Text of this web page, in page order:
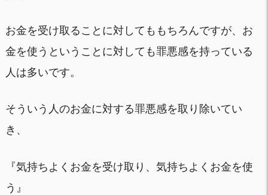
お金を受け取ることに対してももちろんですが、お
金を使うということに対しても罪悪感を持っている
人は多いです。
そういう人のお金に対する罪悪感を取り除いてい
き、
『気持ちよくお金を受け取り、気持ちよくお金を使
う』